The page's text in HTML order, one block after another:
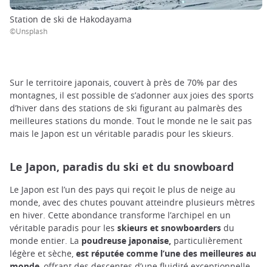
Station de ski de Hakodayama
©Unsplash
Sur le territoire japonais, couvert à près de 70% par des
montagnes, il est possible de s’adonner aux joies des sports
d’hiver dans des stations de ski figurant au palmarès des
meilleures stations du monde. Tout le monde ne le sait pas
mais le Japon est un véritable paradis pour les skieurs.
Le Japon, paradis du ski et du snowboard
Le Japon est l’un des pays qui reçoit le plus de neige au
monde, avec des chutes pouvant atteindre plusieurs mètres
en hiver. Cette abondance transforme l’archipel en un
véritable paradis pour les skieurs et snowboarders du
monde entier. La poudreuse japonaise, particulièrement
légère et sèche, est réputée comme l’une des meilleures au